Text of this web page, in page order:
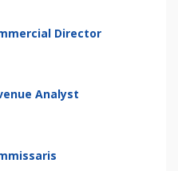
Director
Analyst